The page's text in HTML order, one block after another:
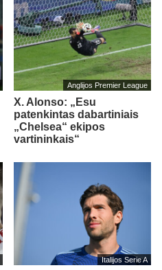
Anglijos Premier League
X. Alonso: „Esu
patenkintas dabartiniais
„Chelsea“ ekipos
vartininkais“
Italijos Serie A